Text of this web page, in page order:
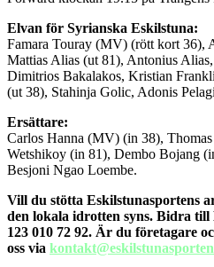
Elvan för Syrianska Eskilstuna:
Famara Touray (MV) (rött kort 36),
Mattias Alias (ut 81), Antonius
Dimitrios Bakalakos, Kristian
(ut 38), Stahinja Golic, Adonis
Ersättare:
Carlos Hanna (MV) (in 38),
Wetshikoy (in 81), Dembo Bojang
Besjoni Ngao Loembe.
Vill du stötta Eskilstunasportens
den lokala idrotten syns. Bidra till
123 010 72 92. Är du företagare
oss via